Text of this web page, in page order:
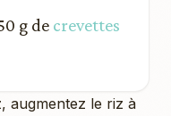
g de crevettes
augmentez le riz à